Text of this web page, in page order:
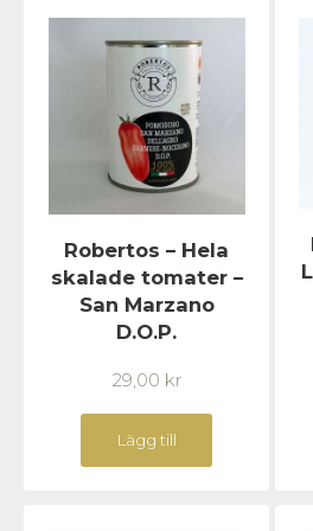
Robertos – Hela
skalade tomater –
San Marzano
D.O.P.
29,00 kr
Lägg till